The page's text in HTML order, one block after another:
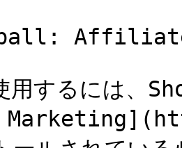
用するには